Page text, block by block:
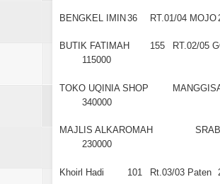
BENGKEL IMIN 36 RT.01/04 MOJO
BUTIK FATIMAH 155
RT.02/05
115000
TOKO UQINIA SHOP
340000
MAJLIS ALKAROMAH
230000
Khoirl Hadi 101 Rt.03/03 Paten